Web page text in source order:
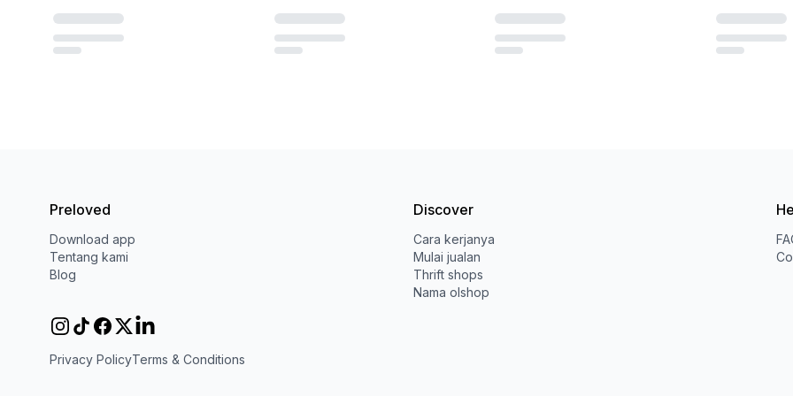
M
Sangat baik
Rp 85.000
L
Sangat baik
Rp 80.000
M
Sangat baik
Rp 349.000
S
Memuaskan
Rp 119.000
Vintage